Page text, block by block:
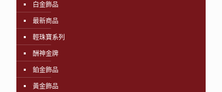
白金飾品
最新商品
輕珠寶系列
酬神金牌
鉑金飾品
黃金飾品